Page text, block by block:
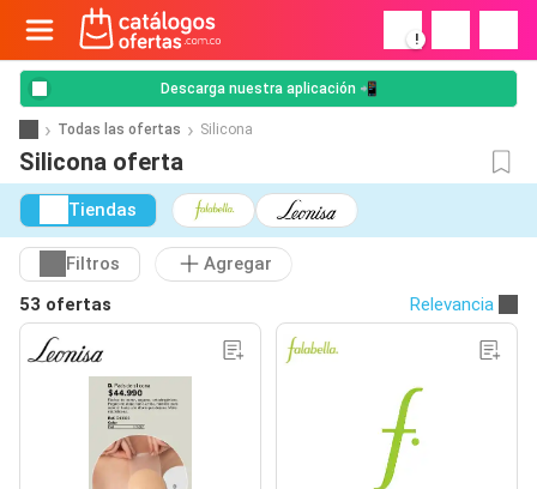
!
Descarga nuestra aplicación 📲
Todas las ofertas Silicona
Silicona oferta
Tiendas
Filtros
Agregar
53 ofertas
Relevancia